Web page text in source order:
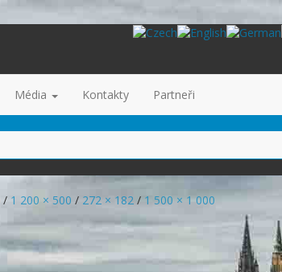
Média Kontakty Partneři
/ 1 200 × 500 / 272 × 182 / 1 500 × 1 000